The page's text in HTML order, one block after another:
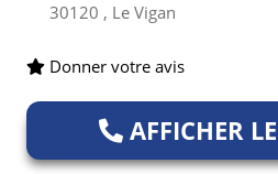
30120 , Le Vigan
Donner votre avis
AFFICHER